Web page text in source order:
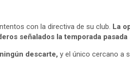
con la directiva de su club. La
señalados la temporada
descarte, y el único cercano a